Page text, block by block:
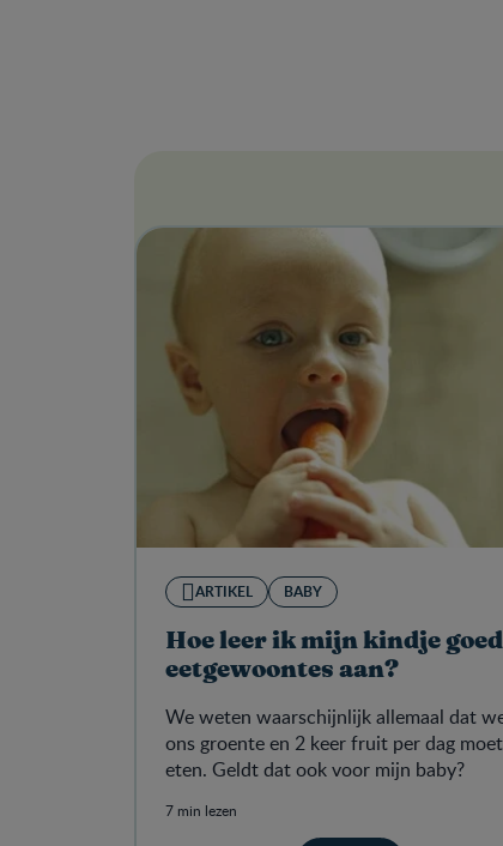
ARTIKEL BABY
Hoe leer ik mijn kindje
eetgewoontes aan?
We weten waarschijnlijk allemaal dat
ons groente en 2 keer fruit per dag
eten. Geldt dat ook voor mijn baby?
7 min lezen